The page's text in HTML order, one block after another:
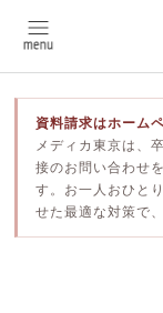
資料請求はホーム
メディカ東京は、
接のお問い合わせ
す。お一人おひと
せた最適な対策で